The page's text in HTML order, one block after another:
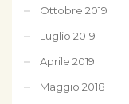
Ottobre 2019
Luglio 2019
Aprile 2019
Maggio 2018